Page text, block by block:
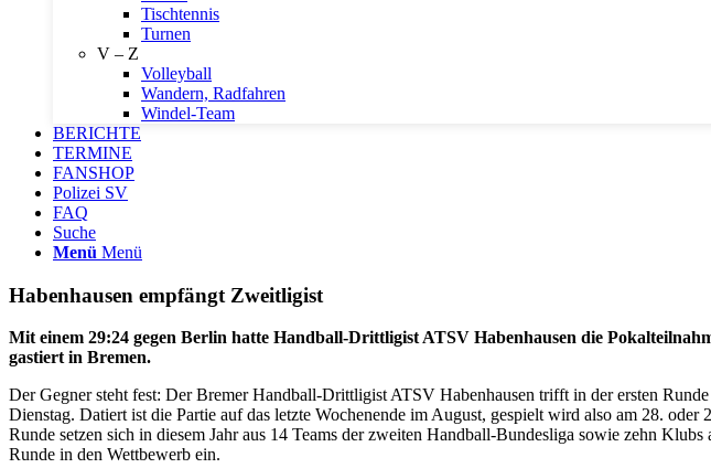
Tischtennis
Turnen
V – Z
Volleyball
Wandern, Radfahren
Windel-Team
BERICHTE
TERMINE
FANSHOP
Polizei SV
FAQ
Suche
Menü Menü
Habenhausen empfängt Zweitligist
Mit einem 29:24 gegen Berlin hatte Handball-Drittligist ATSV Habenhausen die
gastiert in Bremen.
Der Gegner steht fest: Der Bremer Handball-Drittligist ATSV Habenhausen trifft in der ersten
Dienstag. Datiert ist die Partie auf das letzte Wochenende im August, gespielt wird also am 28.
Runde setzen sich in diesem Jahr aus 14 Teams der zweiten Handball-Bundesliga sowie zehn
Runde in den Wettbewerb ein.